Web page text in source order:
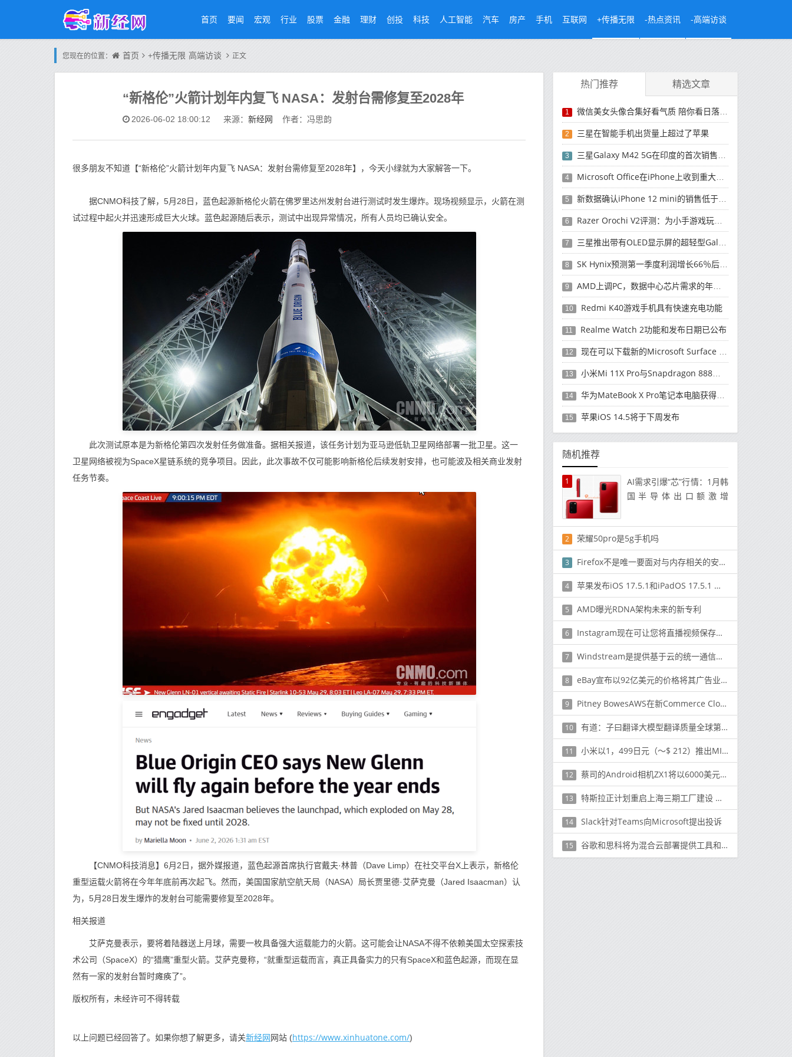
首页 要闻 宏观 行业 股票 金融 理财 创投 科技 人工智能 汽车 房产 手机 互联网 +传播无限 -热点资讯 -高端访谈
您现在的位置： 首页 +传播无限 高端访谈 正文
“新格伦”火箭计划年内复飞 NASA：发射台需修复至2028年
2026-06-02 18:00:12 来源： 新经网 作者：冯思韵
很多朋友不知道【“新格伦”火箭计划年内复飞 NASA：发射台需修复至2028年】，今天小绿就为大家解答一下。
据CNMO科技了解，5月28日，蓝色起源新格伦火箭在佛罗里达州发射台进行测试时发生爆炸。现场视频显示，火箭在测
试过程中起火并迅速形成巨大火球。蓝色起源随后表示，测试中出现异常情况，所有人员均已确认安全。
此次测试原本是为新格伦第四次发射任务做准备。据相关报道，该任务计划为亚马逊低轨卫星网络部署一批卫星。这一
卫星网络被视为SpaceX星链系统的竞争项目。因此，此次事故不仅可能影响新格伦后续发射安排，也可能波及相关商业发射
任务节奏。
【CNMO科技消息】6月2日，据外媒报道，蓝色起源首席执行官戴夫·林普（Dave Limp）在社交平台X上表示，新格伦
重型运载火箭将在今年年底前再次起飞。然而，美国国家航空航天局（NASA）局长贾里德·艾萨克曼（Jared Isaacman）认
为，5月28日发生爆炸的发射台可能需要修复至2028年。
相关报道
艾萨克曼表示，要将着陆器送上月球，需要一枚具备强大运载能力的火箭。这可能会让NASA不得不依赖美国太空探索技
术公司（SpaceX）的“猎鹰”重型火箭。艾萨克曼称，“就重型运载而言，真正具备实力的只有SpaceX和蓝色起源，而现在显
然有一家的发射台暂时瘫痪了”。
版权所有，未经许可不得转载
以上问题已经回答了。如果你想了解更多，请关新经网网站 (https://www.xinhuatone.com/)
热门推荐 精选文章
1 微信美女头像合集好看气质 陪你看日落的人比日落更浪漫
2 三星在智能手机出货量上超过了苹果
3 三星Galaxy M42 5G在印度的首次销售将于今晚开始
4 Microsoft Office在iPhone上收到重大更新
5 新数据确认iPhone 12 mini的销售低于预期
6 Razer Orochi V2评测：为小手游戏玩家设计的鼠标
7 三星推出带有OLED显示屏的超轻型Galaxy Book Pro和Galaxy Book Pro 360笔记本电脑
8 SK Hynix预测第一季度利润增长66％后，对芯片的需求将增强
9 AMD上调PC，数据中心芯片需求的年度收入预测
10 Redmi K40游戏手机具有快速充电功能
11 Realme Watch 2功能和发布日期已公布
12 现在可以下载新的Microsoft Surface Duo更新
13 小米Mi 11X Pro与Snapdragon 888处理器一起发布
14 华为MateBook X Pro笔记本电脑获得全新升级
15 苹果iOS 14.5将于下周发布
随机推荐
1
AI需求引爆“芯”行情：1月韩
国半导体出口额激增
2 荣耀50pro是5g手机吗
3 Firefox不是唯一要面对与内存相关的安全漏洞的挑战的Web浏览器
4 苹果发布iOS 17.5.1和iPadOS 17.5.1 修复照片重现问题
5 AMD曝光RDNA架构未来的新专利
6 Instagram现在可让您将直播视频保存到IGTV
7 Windstream是提供基于云的统一通信服务的最新公司
8 eBay宣布以92亿美元的价格将其广告业务出售给Adevinta
9 Pitney BowesAWS在新Commerce Cloud上的合作伙伴
10 有道：子曰翻译大模型翻译质量全球第一 远超ChatGPT
11 小米以1，499日元（〜$ 212）推出MIJIA智能厨房油烟机
12 蔡司的Android相机ZX1将以6000美元的价格上市
13 特斯拉正计划重启上海三期工厂建设 需求如此充足？
14 Slack针对Teams向Microsoft提出投诉
15 谷歌和思科将为混合云部署提供工具和服务